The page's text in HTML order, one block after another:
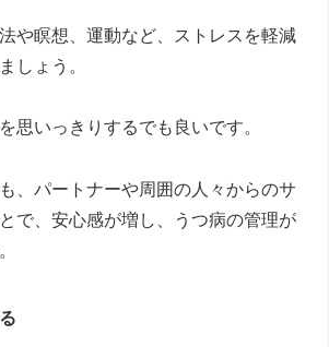
や瞑想、運動など、ストレスを軽減
しょう。
思いっきりするでも良いです。
、パートナーや周囲の人々からのサ
で、安心感が増し、うつ病の管理が